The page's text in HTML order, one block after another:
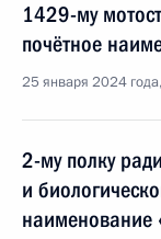
1429-му
почётное
25 января 2024
2-му полку
и
наименование